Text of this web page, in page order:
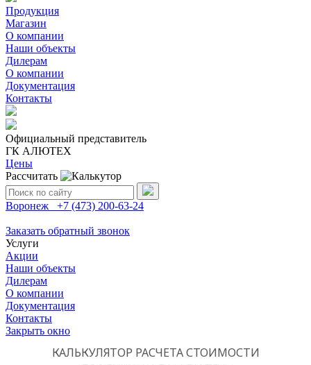
Продукция
Магазин
О компании
Наши объекты
Дилерам
О компании
Документация
Контакты
Официальный представитель
ГК АЛЮТЕХ
Цены
Рассчитать
Поиск:
Воронеж
+7 (473) 200-63-24
Заказать обратный звонок
Услуги
Акции
Наши объекты
Дилерам
О компании
Документация
Контакты
Закрыть окно